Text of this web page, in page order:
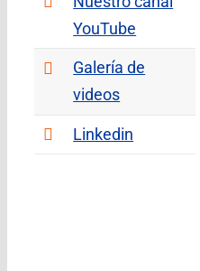
YouTube
Galería de
videos
Linkedin